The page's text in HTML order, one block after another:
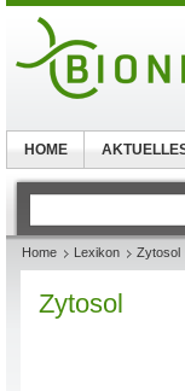
Home Lexikon Zytosol
Zytosol
HOME